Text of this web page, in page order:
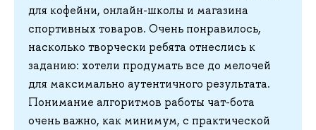
для кофейни, онлайн-школы и магазина
спортивных товаров. Очень понравилось,
насколько творчески ребята отнеслись к
заданию: хотели продумать все до мелочей
для максимально аутентичного результата.
Понимание алгоритмов работы чат-бота
очень важно, как минимум, с практической